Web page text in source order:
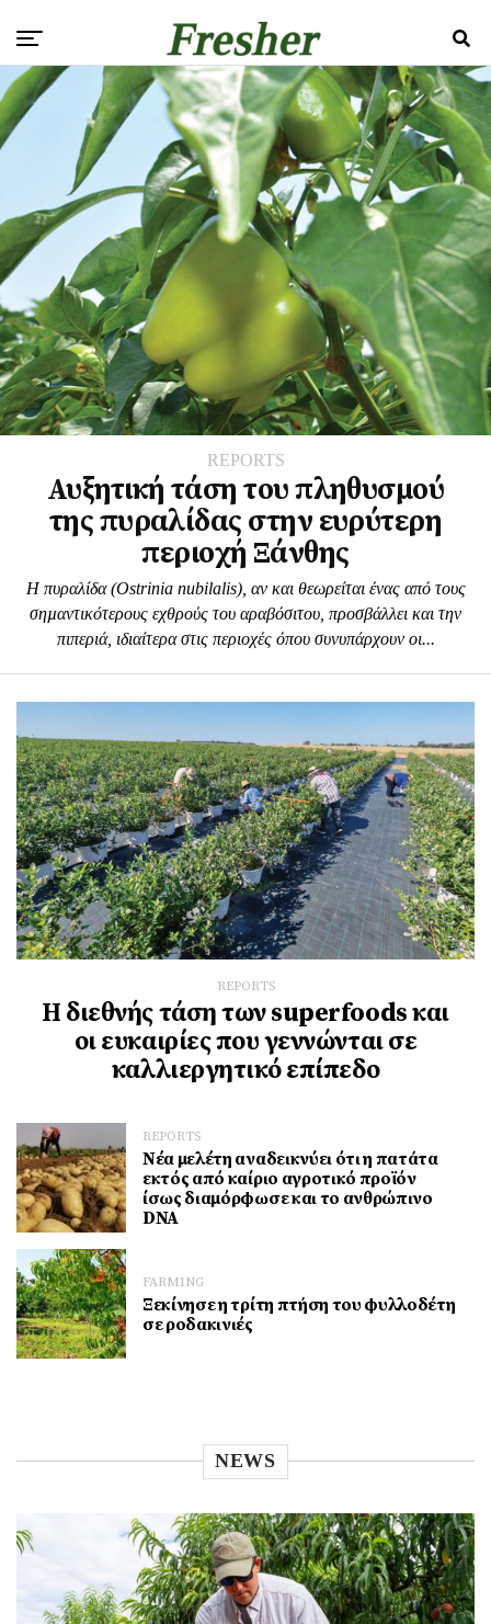
REPORTS
Αυξητική τάση του πληθυσμού
της πυραλίδας στην ευρύτερη
περιοχή Ξάνθης
Η πυραλίδα (Ostrinia nubilalis), αν και θεωρείται ένας από τους
σηµαντικότερους εχθρούς του αραβόσιτου, προσβάλλει και την
πιπεριά, ιδιαίτερα στις περιοχές όπου συνυπάρχουν οι...
REPORTS
Η διεθνής τάση των superfoods και
οι ευκαιρίες που γεννώνται σε
καλλιεργητικό επίπεδο
REPORTS
Νέα μελέτη αναδεικνύει ότι η πατάτα
εκτός από καίριο αγροτικό προϊόν
ίσως διαμόρφωσε και το ανθρώπινο
DNA
FARMING
Ξεκίνησε η τρίτη πτήση του φυλλοδέτη
σε ροδακινιές
NEWS